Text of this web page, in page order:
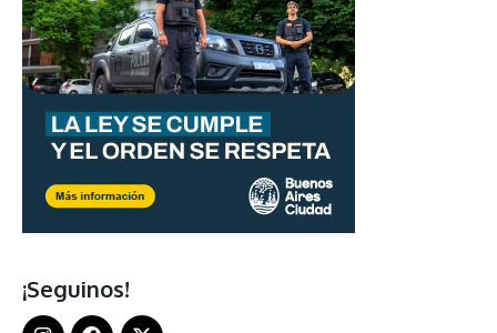
¡Seguinos!